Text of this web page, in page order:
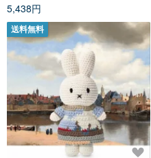
5,438円
送料無料